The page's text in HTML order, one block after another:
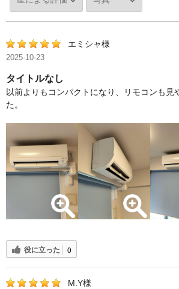
エミシャ様
2025-10-23
タイトルなし
以前よりもコンパクトになり、リモコンも見
た。
役に立った 0
M.Y様